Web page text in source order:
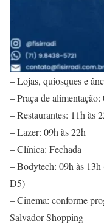
– Lojas, quiosques e
– Praça de alimentação:
– Restaurantes: 11h às
– Lazer: 09h às 22h
– Clínica: Fechada
– Bodytech: 09h às 13h
D5)
– Cinema: conforme
Salvador Shopping